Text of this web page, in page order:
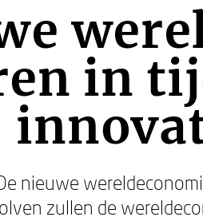
in
nieuwe
zullen de